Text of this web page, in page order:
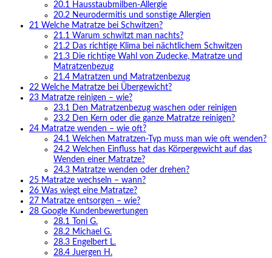
20.1 Hausstaubmilben-Allergie
20.2 Neurodermitis und sonstige Allergien
21 Welche Matratze bei Schwitzen?
21.1 Warum schwitzt man nachts?
21.2 Das richtige Klima bei nächtlichem Schwitzen
21.3 Die richtige Wahl von Zudecke, Matratze und
Matratzenbezug
21.4 Matratzen und Matratzenbezug
22 Welche Matratze bei Übergewicht?
23 Matratze reinigen – wie?
23.1 Den Matratzenbezug waschen oder reinigen
23.2 Den Kern oder die ganze Matratze reinigen?
24 Matratze wenden – wie oft?
24.1 Welchen Matratzen-Typ muss man wie oft wenden?
24.2 Welchen Einfluss hat das Körpergewicht auf das
Wenden einer Matratze?
24.3 Matratze wenden oder drehen?
25 Matratze wechseln – wann?
26 Was wiegt eine Matratze?
27 Matratze entsorgen – wie?
28 Google Kundenbewertungen
28.1 Toni G.
28.2 Michael G.
28.3 Engelbert L.
28.4 Juergen H.